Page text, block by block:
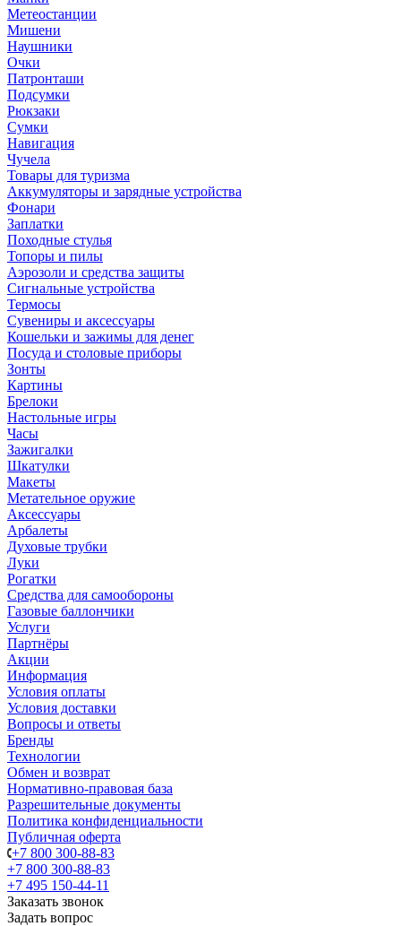
Метеостанции
Мишени
Наушники
Очки
Патронташи
Подсумки
Рюкзаки
Сумки
Навигация
Чучела
Товары для туризма
Аккумуляторы и зарядные устройства
Фонари
Заплатки
Походные стулья
Топоры и пилы
Аэрозоли и средства защиты
Сигнальные устройства
Термосы
Сувениры и аксессуары
Кошельки и зажимы для денег
Посуда и столовые приборы
Зонты
Картины
Брелоки
Настольные игры
Часы
Зажигалки
Шкатулки
Макеты
Метательное оружие
Аксессуары
Арбалеты
Духовые трубки
Луки
Рогатки
Средства для самообороны
Газовые баллончики
Услуги
Партнёры
Акции
Информация
Условия оплаты
Условия доставки
Вопросы и ответы
Бренды
Технологии
Обмен и возврат
Нормативно-правовая база
Разрешительные документы
Политика конфиденциальности
Публичная оферта
+7 800 300-88-83
+7 800 300-88-83
+7 495 150-44-11
Заказать звонок
Задать вопрос